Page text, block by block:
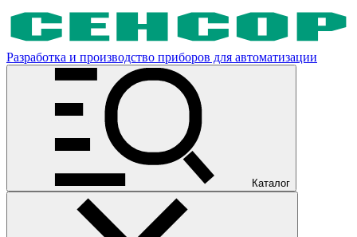
Разработка и производство приборов для автоматизации
Каталог